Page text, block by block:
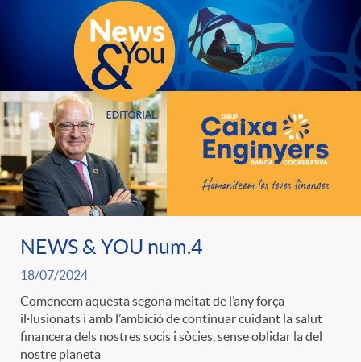
NEWS & YOU num.4
18/07/2024
Comencem aquesta segona meitat de l’any força
il·lusionats i amb l’ambició de continuar cuidant la salut
financera dels nostres socis i sòcies, sense oblidar la del
nostre planeta